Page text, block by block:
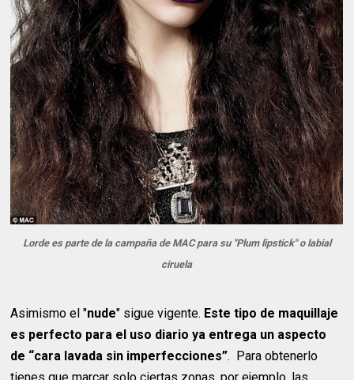
Lorde es parte de la campaña de MAC para su "Plum lipstick" o labial
ciruela
Asimismo el "nude" sigue vigente. Este tipo de maquillaje
es perfecto para el uso diario ya entrega un aspecto
de “cara lavada sin imperfecciones”. Para obtenerlo